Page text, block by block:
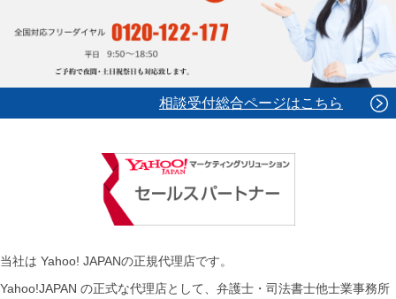
相談受付総合ページはこちら
当社は Yahoo! JAPANの正規代理店です。
Yahoo!JAPAN の正式な代理店として、弁護士・司法書士他士業事務所